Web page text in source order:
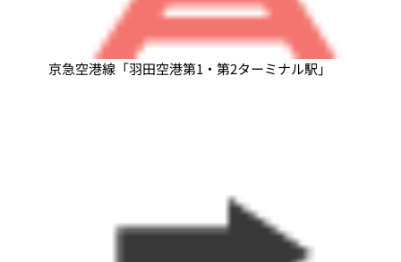
京急空港線「羽田空港第1・第2ターミナル駅」